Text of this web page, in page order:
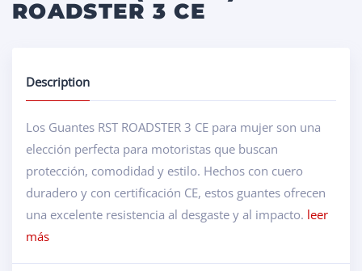
ROADSTER 3 CE
Description
Los Guantes RST ROADSTER 3 CE para mujer son una
elección perfecta para motoristas que buscan
protección, comodidad y estilo. Hechos con cuero
duradero y con certificación CE, estos guantes ofrecen
una excelente resistencia al desgaste y al impacto. leer
más